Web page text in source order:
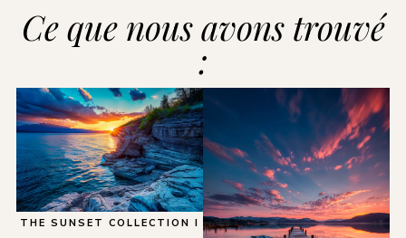
Ce que nous avons trouvé
:
THE SUNSET COLLECTION I